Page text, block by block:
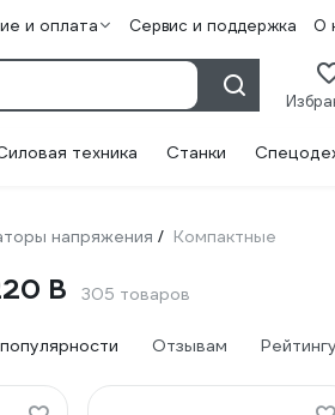
и оплата Сервис и поддержка О
техника Станки
напряжения / Компактные
В 305 товаров
Отзывам Рейтингу